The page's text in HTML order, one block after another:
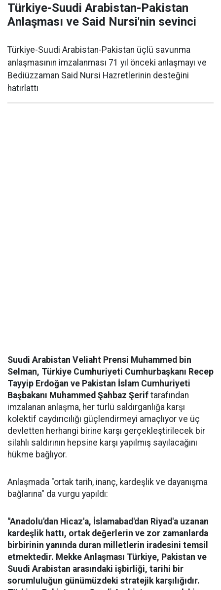
Türkiye-Suudi Arabistan-Pakistan
Anlaşması ve Said Nursi'nin sevinci
Türkiye-Suudi Arabistan-Pakistan üçlü savunma
anlaşmasının imzalanması 71 yıl önceki anlaşmayı ve
Bediüzzaman Said Nursi Hazretlerinin desteğini
hatırlattı
Suudi Arabistan Veliaht Prensi Muhammed bin
Selman, Türkiye Cumhuriyeti Cumhurbaşkanı Recep
Tayyip Erdoğan ve Pakistan İslam Cumhuriyeti
Başbakanı Muhammed Şahbaz Şerif tarafından
imzalanan anlaşma, her türlü saldırganlığa karşı
kolektif caydırıcılığı güçlendirmeyi amaçlıyor ve üç
devletten herhangi birine karşı gerçekleştirilecek bir
silahlı saldırının hepsine karşı yapılmış sayılacağını
hükme bağlıyor.
Anlaşmada "ortak tarih, inanç, kardeşlik ve dayanışma
bağlarına" da vurgu yapıldı:
"Anadolu'dan Hicaz'a, İslamabad'dan Riyad'a uzanan
kardeşlik hattı, ortak değerlerin ve zor zamanlarda
birbirinin yanında duran milletlerin iradesini temsil
etmektedir. Mekke Anlaşması Türkiye, Pakistan ve
Suudi Arabistan arasındaki işbirliği, tarihi bir
sorumluluğun günümüzdeki stratejik karşılığıdır.